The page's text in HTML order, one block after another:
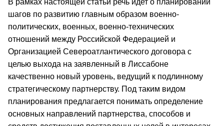
В рамках настоящей статьи речь идет о планировании
шагов по развитию главным образом военно-
политических, военных, военно-технических
отношений между Российской Федерацией и
Организацией Североатлантического договора с
целью выхода на заявленный в Лиссабоне
качественно новый уровень, ведущий к подлинному
стратегическому партнерству. Под таким видом
планирования предлагается понимать определение
основных направлений партнерства, способов и